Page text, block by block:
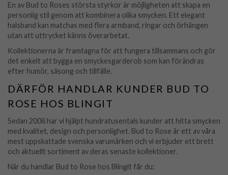
En av Bud to Roses största styrkor är möjligheten att skapa en
personlig stil genom att kombinera olika smycken. Ett elegant
halsband kan matchas med flera armband, ringar och örhängen
utan att uttrycket känns överarbetat.
Kollektionerna är framtagna för att fungera tillsammans och gör
det enkelt att bygga en smyckesgarderob som kan förändras
efter humör, säsong och tillfälle.
DÄRFÖR HANDLAR KUNDER BUD TO
ROSE HOS BLINGIT
Sedan 2008 har vi hjälpt hundratusentals kunder att hitta smycken
med kvalitet, design och personlighet. Bud to Rose är ett av våra
mest uppskattade svenska varumärken och vi erbjuder ett brett
och aktuellt sortiment av deras senaste kollektioner.
När du handlar Bud to Rose hos Blingit får du: